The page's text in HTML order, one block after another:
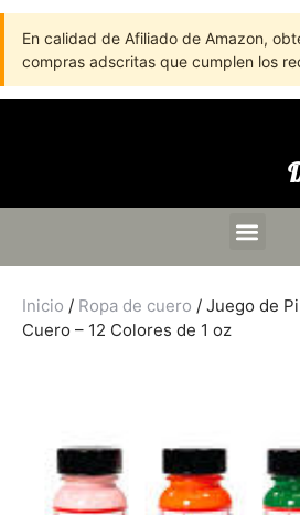
En calidad de Afiliado de Amazon,
compras adscritas que cumplen los
Inicio / Ropa de cuero / Juego de
Cuero – 12 Colores de 1 oz